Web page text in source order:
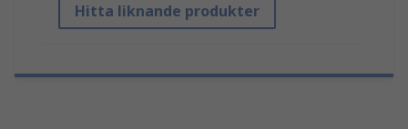
Hitta liknande produkter